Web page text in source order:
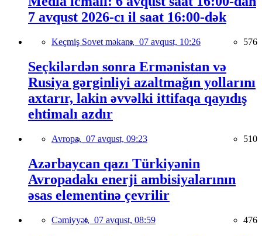
7 avqust 2026-cı il saat 16:00-dək
Keçmiş Sovet məkanı, 07 avqust, 10:26 576
Seçkilərdən sonra Ermənistan və
Rusiya gərginliyi azaltmağın yollarını
axtarır, lakin əvvəlki ittifaqa qayıdış
ehtimalı azdır
Avropa, 07 avqust, 09:23 510
Azərbaycan qazı Türkiyənin
Avropadakı enerji ambisiyalarının
əsas elementinə çevrilir
Cəmiyyət, 07 avqust, 08:59 476